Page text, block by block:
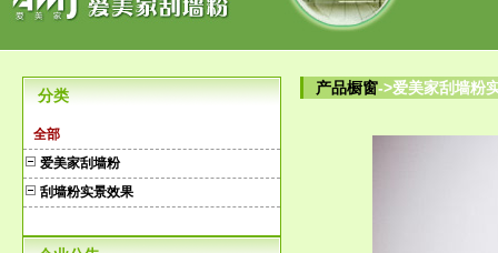
分类
全部
爱美家刮墙粉
刮墙粉实景效果
产品橱窗->爱美家刮墙粉